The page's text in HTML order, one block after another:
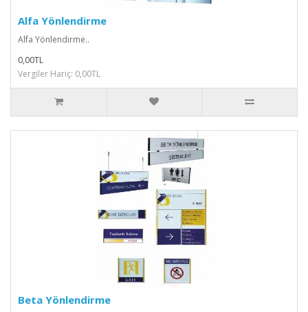
Alfa Yönlendirme
Alfa Yönlendirme..
0,00TL
Vergiler Hariç: 0,00TL
Beta Yönlendirme